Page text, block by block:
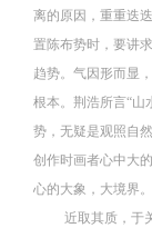
离的原因 ， 重重迭迭
置陈布势时 ， 要讲
趋势。 气因形而显 ，
根本。 荆浩所言“山
势 ， 无疑是观照自
创作时画者心中大
心的大象 ， 大境界。
近取其质 ，于